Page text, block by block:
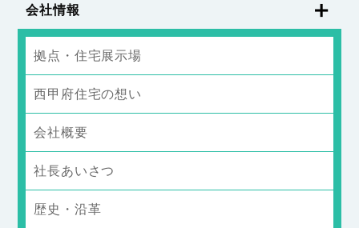
会社情報
拠点・住宅展示場
西甲府住宅の想い
会社概要
社長あいさつ
歴史・沿革